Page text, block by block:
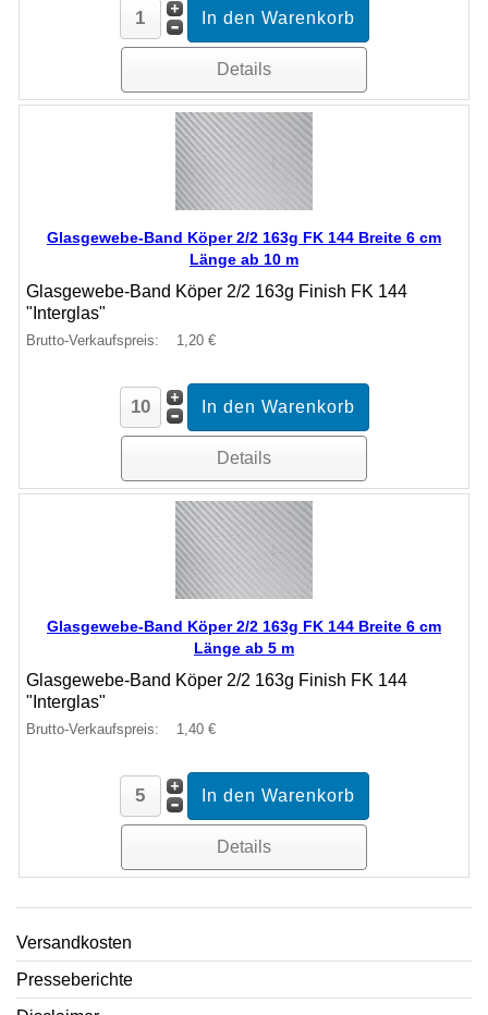
Details
Glasgewebe-Band Köper 2/2 163g FK 144 Breite 6 cm
Länge ab 10 m
Glasgewebe-Band Köper 2/2 163g Finish FK 144
"Interglas"
Brutto-Verkaufspreis: 1,20 €
Details
Glasgewebe-Band Köper 2/2 163g FK 144 Breite 6 cm
Länge ab 5 m
Glasgewebe-Band Köper 2/2 163g Finish FK 144
"Interglas"
Brutto-Verkaufspreis: 1,40 €
Details
Versandkosten
Presseberichte